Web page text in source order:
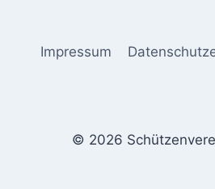
Impressum
© 2026